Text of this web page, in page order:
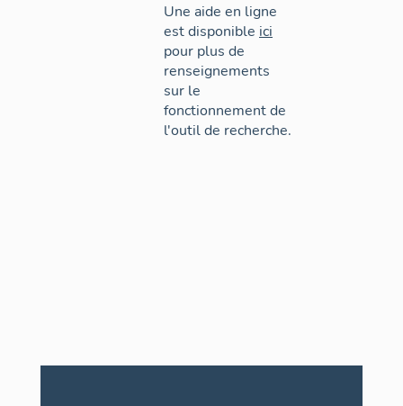
Une aide en ligne
est disponible ici
pour plus de
renseignements
sur le
fonctionnement de
l'outil de recherche.